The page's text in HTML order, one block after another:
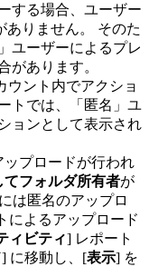
する場合、ユーザー
ありません。 そのた
ユーザーによるプレ
があります。
ウント内でアクショ
トでは、「匿名」ユ
ョンとして表示され
プロードが行われ
フォルダ所有者が
は匿名のアップロ
によるアップロード
ィビティ] レポート
] に移動し、[表示] を